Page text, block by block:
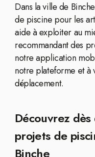
Dans la ville de
de piscine pour les
aide à exploiter au
recommandant des
notre application
notre plateforme et à
déplacement.
Découvrez
projets de
Binche